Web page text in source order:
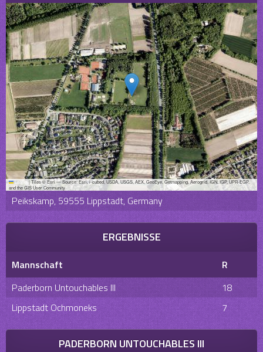
Leaflet|Tiles © Esri — Source: Esri, i-cubed, USDA, USGS, AEX, GeoEye, Getmapping, Aerogrid, IGN, IGP, UPR-EGP,
and the GIS User Community
Peikskamp, 59555 Lippstadt, Germany
ERGEBNISSE
Mannschaft
R
Paderborn Untouchables III
18
Lippstadt Ochmoneks
7
PADERBORN UNTOUCHABLES III